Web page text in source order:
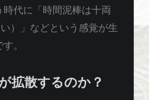
代に「時間泥棒は十両
）」などという感覚が生
。
拡散するのか？